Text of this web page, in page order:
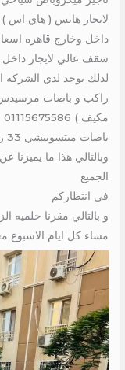
داخل وخارج قاهره
سقف عالي لايجار
مكيف ) 01115675586
باصات ميتسوبيشي 33 راكب و 28 راكب جميع موديلات 2020 و 2021
وبالتالي هذا ما
الجميع
في انتظاركم
مساء كل ايام الاسبوع